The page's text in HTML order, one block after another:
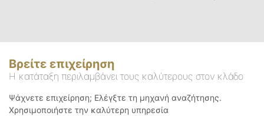
Βρείτε επιχείρηση
Η κατάταξη περιλαμβάνει τους καλύτερους στον κλάδο
Ψάχνετε επιχείρηση; Ελέγξτε τη μηχανή αναζήτησης.
Χρησιμοποιήστε την καλύτερη υπηρεσία